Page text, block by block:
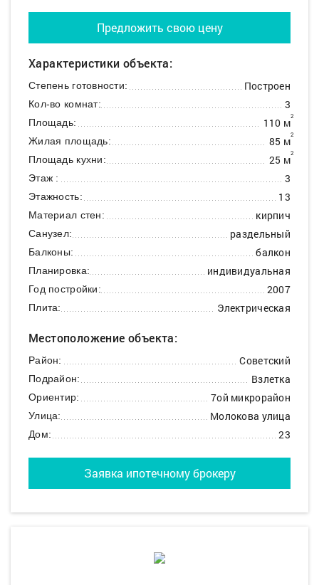
Предложить свою цену
Характеристики объекта:
Степень готовности: Построен
Кол-во комнат: 3
Площадь: 110 м2
Жилая площадь: 85 м2
Площадь кухни: 25 м2
Этаж : 3
Этажность: 13
Материал стен: кирпич
Санузел: раздельный
Балконы: балкон
Планировка: индивидуальная
Год постройки: 2007
Плита: Электрическая
Местоположение объекта:
Район: Советский
Подрайон: Взлетка
Ориентир: 7ой микрорайон
Улица: Молокова улица
Дом: 23
Заявка ипотечному брокеру